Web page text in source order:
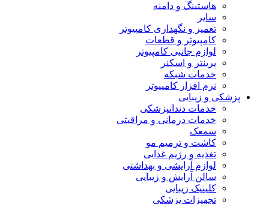
هاستینگ و دامنه
سایر
تعمیر و نگهداری کامپیوتر
کامپیوتر و قطعات
لوازم جانبی کامپیوتر
پرینتر و اسکنر
خدمات شبکه
نرم افزار کامپیوتر
پزشکی و زیبایی
خدمات دندانپزشکی
خدمات درمانی و مراقبتی
سمعک
کاشت و ترمیم مو
تغذیه و رژیم غذایی
لوازم آرایشی و بهداشتی
سالن آرایش و زیبایی
کلینیک زیبایی
تجهیزات پزشکی